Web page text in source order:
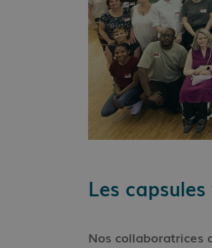
Les
Nos collaboratrices